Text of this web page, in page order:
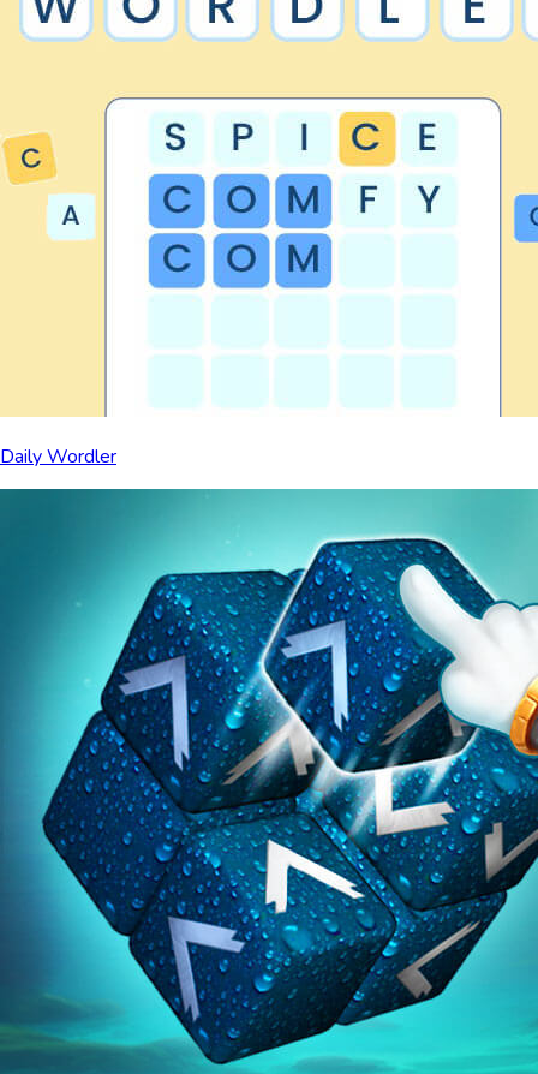
Daily Wordler